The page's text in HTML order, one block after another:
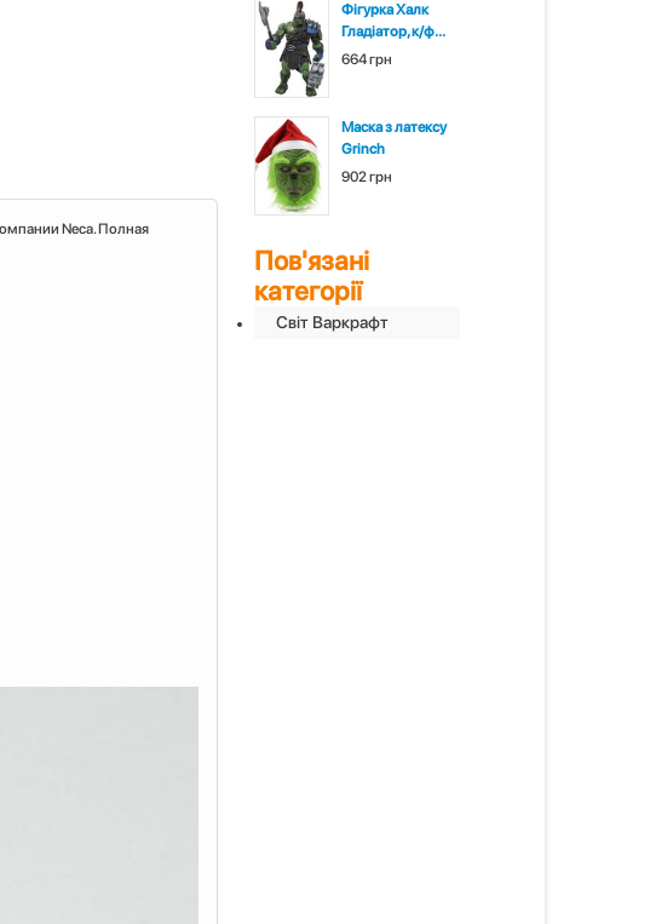
Neca. Полная
Фігурка Халк
Гладіатор, к/ф...
664 грн
Маска з латексу
Grinch
902 грн
Пов'язані
категорії
Світ Варкрафт